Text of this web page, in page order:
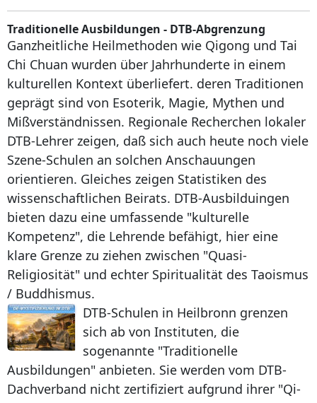
Traditionelle Ausbildungen - DTB-Abgrenzung
Ganzheitliche Heilmethoden wie Qigong und Tai
Chi Chuan wurden über Jahrhunderte in einem
kulturellen Kontext überliefert. deren Traditionen
geprägt sind von Esoterik, Magie, Mythen und
Mißverständnissen. Regionale Recherchen lokaler
DTB-Lehrer zeigen, daß sich auch heute noch viele
Szene-Schulen an solchen Anschauungen
orientieren. Gleiches zeigen Statistiken des
wissenschaftlichen Beirats. DTB-Ausbilduingen
bieten dazu eine umfassende "kulturelle
Kompetenz", die Lehrende befähigt, hier eine
klare Grenze zu ziehen zwischen "Quasi-
Religiosität" und echter Spiritualität des Taoismus
/ Buddhismus.
DTB-Schulen in Heilbronn grenzen
sich ab von Instituten, die
sogenannte "Traditionelle
Ausbildungen" anbieten. Sie werden vom DTB-
Dachverband nicht zertifiziert aufgrund ihrer "Qi-